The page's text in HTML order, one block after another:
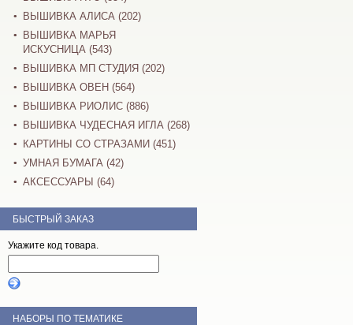
ВЫШИВКА АЛИСА (202)
ВЫШИВКА МАРЬЯ
ИСКУСНИЦА (543)
ВЫШИВКА МП СТУДИЯ (202)
ВЫШИВКА ОВЕН (564)
ВЫШИВКА РИОЛИС (886)
ВЫШИВКА ЧУДЕСНАЯ ИГЛА (268)
КАРТИНЫ СО СТРАЗАМИ (451)
УМНАЯ БУМАГА (42)
АКСЕССУАРЫ (64)
БЫСТРЫЙ ЗАКАЗ
Укажите код товара.
НАБОРЫ ПО ТЕМАТИКЕ